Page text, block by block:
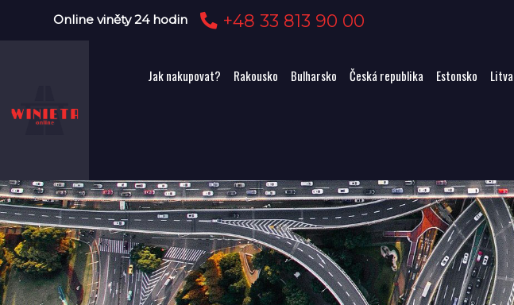
Online viněty 24 hodin +48 33 813 90 00
Jak nakupovat? Rakousko Bulharsko Česká republika Estonsko Litva